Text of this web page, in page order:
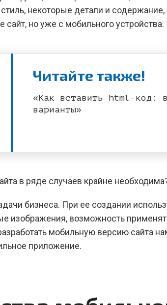
некоторые детали и содержание,
сайт, но уже с мобильного устройства.
Читайте также!
«Как вставить html-код:
варианты»
в ряде случаев крайне
бизнеса. При ее создании
изображения, возможность
мобильную версию сайта
приложение.